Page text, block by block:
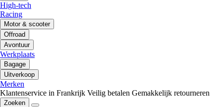
High-tech
Racing
Motor & scooter
Offroad
Avontuur
Werkplaats
Bagage
Uitverkoop
Merken
Klantenservice in Frankrijk Veilig betalen Gemakkelijk retourneren
Zoeken